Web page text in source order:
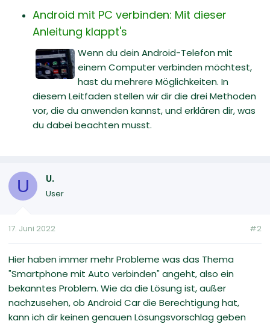
Android mit PC verbinden: Mit dieser
Anleitung klappt's
Wenn du dein Android-Telefon mit
einem Computer verbinden möchtest,
hast du mehrere Möglichkeiten. In
diesem Leitfaden stellen wir dir die drei Methoden
vor, die du anwenden kannst, und erklären dir, was
du dabei beachten musst.
U U.
User
17. Juni 2022 #2
Hier haben immer mehr Probleme was das Thema
"Smartphone mit Auto verbinden" angeht, also ein
bekanntes Problem. Wie da die Lösung ist, außer
nachzusehen, ob Android Car die Berechtigung hat,
kann ich dir keinen genauen Lösungsvorschlag geben